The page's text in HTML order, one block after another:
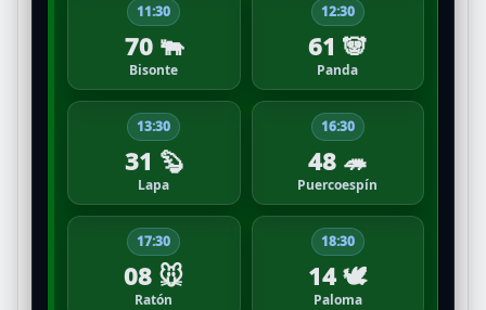
11:30
70 🐃
Bisonte
12:30
61 🐼
Panda
13:30
31 🦫
Lapa
16:30
48 🦔
Puercoespín
17:30
08 🐭
Ratón
18:30
14 🕊️
Paloma